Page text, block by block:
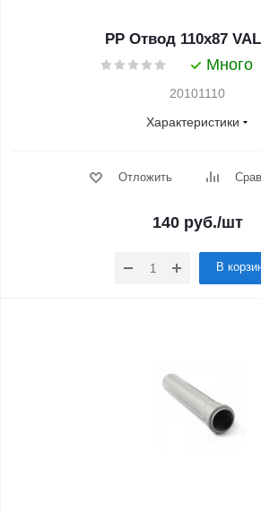
PP Отвод
Много
20101110
Характеристики
Отложить
140 руб./шт
В